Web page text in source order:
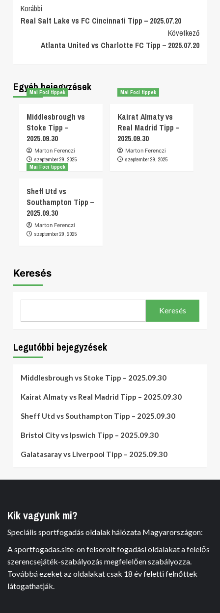
Post
Navigation
Korábbi
Real Salt Lake vs FC Cincinnati Tipp – 2025.07.20
Következő
Atlanta United vs Charlotte FC Tipp – 2025.07.20
Egyéb bejegyzések
Mai Foci tippek
Middlesbrough vs
Stoke Tipp –
2025.09.30
Marton Ferenczi
szeptember 29, 2025
Mai Foci tippek
Kairat Almaty vs
Real Madrid Tipp –
2025.09.30
Marton Ferenczi
szeptember 29, 2025
Mai Foci tippek
Sheff Utd vs
Southampton Tipp –
2025.09.30
Marton Ferenczi
szeptember 29, 2025
Keresés
Keresés
Legutóbbi bejegyzések
Middlesbrough vs Stoke Tipp – 2025.09.30
Kairat Almaty vs Real Madrid Tipp – 2025.09.30
Sheff Utd vs Southampton Tipp – 2025.09.30
Bristol City vs Ipswich Tipp – 2025.09.30
Galatasaray vs Liverpool Tipp – 2025.09.30
Kik vagyunk mi?
Speciális sportfogadás oldalak hálózata Magyarországon:
A sportfogadas.site-on felsorolt fogadási oldalakat a felelős
szerencsejáték-szabályozás megfelelően szabályozza.
Továbbá ezeket az oldalakat csak 18 év feletti felnőttek
látogathatják.